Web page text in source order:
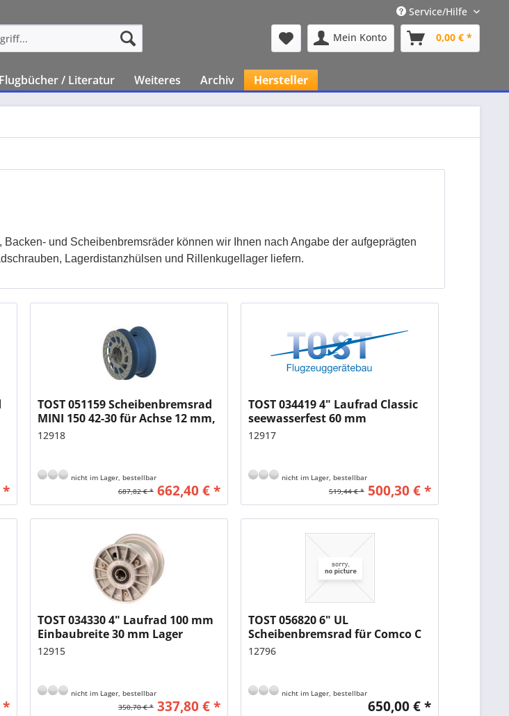
Service/Hilfe
Mein Konto
0,00 € *
/ Literatur Weiteres Archiv Hersteller
Backen- und Scheibenbremsräder können wir Ihnen nach Angabe der aufgeprägten
Lagerdistanzhülsen und Rillenkugellager liefern.
*
TOST 051159 Scheibenbremsrad
MINI 150 42-30 für Achse 12 mm,
Reifen 150x30
12918
nicht im Lager, bestellbar
687,82 € * 662,40 € *
TOST 034419 4" Laufrad Classic
seewasserfest 60 mm
Einbaubreite 20 mm Lager
12917
nicht im Lager, bestellbar
519,44 € * 500,30 € *
*
TOST 034330 4" Laufrad 100 mm
Einbaubreite 30 mm Lager
12915
nicht im Lager, bestellbar
350,70 € * 337,80 € *
TOST 056820 6" UL
Scheibenbremsrad für Comco C
42
12796
nicht im Lager, bestellbar
650,00 € *